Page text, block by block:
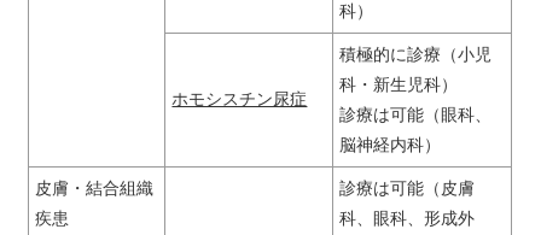
科）
ホモシスチン尿症
積極的に診療（小児
科・新生児科）
診療は可能（眼科、
脳神経内科）
皮膚・結合組織
疾患
診療は可能（皮膚
科、眼科、形成外